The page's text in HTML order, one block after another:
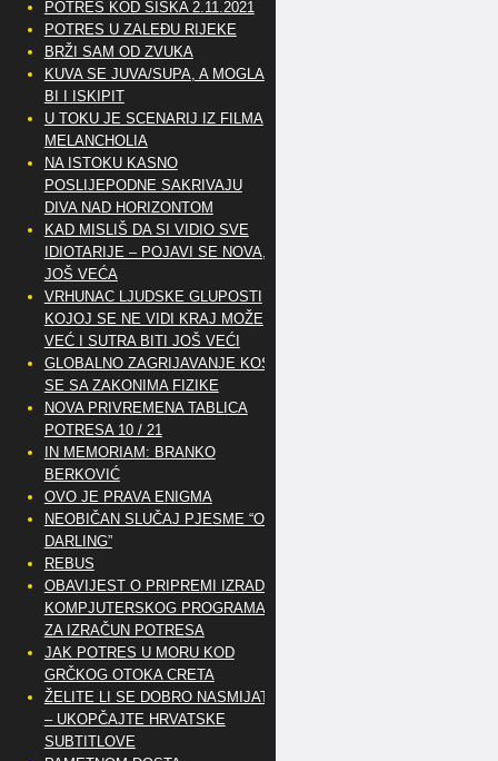
POTRES KOD SISKA 2.11.2021
POTRES U ZALEĐU RIJEKE
BRŽI SAM OD ZVUKA
KUVA SE JUVA/SUPA, A MOGLA
BI I ISKIPIT
U TOKU JE SCENARIJ IZ FILMA
MELANCHOLIA
NA ISTOKU KASNO
POSLIJEPODNE SAKRIVAJU
DIVA NAD HORIZONTOM
KAD MISLIŠ DA SI VIDIO SVE
IDIOTARIJE – POJAVI SE NOVA,..
JOŠ VEĆA
VRHUNAC LJUDSKE GLUPOSTI
KOJOJ SE NE VIDI KRAJ MOŽE
VEĆ I SUTRA BITI JOŠ VEĆI
GLOBALNO ZAGRIJAVANJE KOSI
SE SA ZAKONIMA FIZIKE
NOVA PRIVREMENA TABLICA
POTRESA 10 / 21
IN MEMORIAM: BRANKO
BERKOVIĆ
OVO JE PRAVA ENIGMA
NEOBIČAN SLUČAJ PJESME “OH
DARLING”
REBUS
OBAVIJEST O PRIPREMI IZRADE
KOMPJUTERSKOG PROGRAMA
ZA IZRAČUN POTRESA
JAK POTRES U MORU KOD
GRČKOG OTOKA CRETA
ŽELITE LI SE DOBRO NASMIJATI
– UKOPČAJTE HRVATSKE
SUBTITLOVE